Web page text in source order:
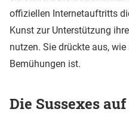
offiziellen Internetauftritts
Kunst zur Unterstützung
nutzen. Sie drückte aus,
Bemühungen ist.
Die Sussexes